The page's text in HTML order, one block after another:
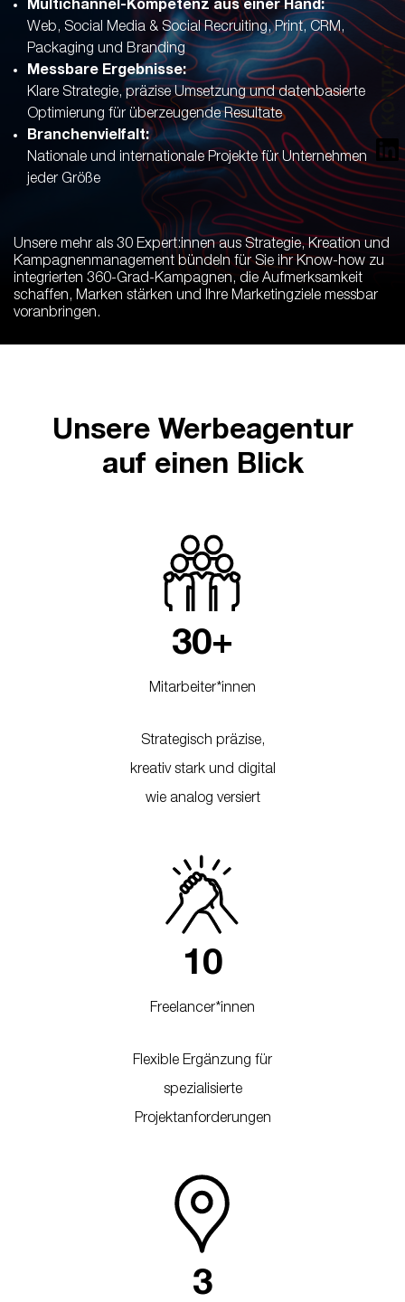
Multichannel-Kompetenz aus einer Hand:
Web, Social Media & Social Recruiting, Print, CRM,
Packaging und Branding
Messbare Ergebnisse:
Klare Strategie, präzise Umsetzung und datenbasierte
Optimierung für überzeugende Resultate
Branchenvielfalt:
Nationale und internationale Projekte für Unternehmen
jeder Größe
Unsere mehr als 30 Expert:innen aus Strategie, Kreation und
Kampagnenmanagement bündeln für Sie ihr Know-how zu
integrierten 360-Grad-Kampagnen, die Aufmerksamkeit
schaffen, Marken stärken und Ihre Marketingziele messbar
voranbringen.
Unsere Werbeagentur
auf einen Blick
30+
Mitarbeiter*innen
Strategisch präzise,
kreativ stark und digital
wie analog versiert
1 0
Freelancer*innen
Flexible Ergänzung für
spezialisierte
Projektanforderungen
3